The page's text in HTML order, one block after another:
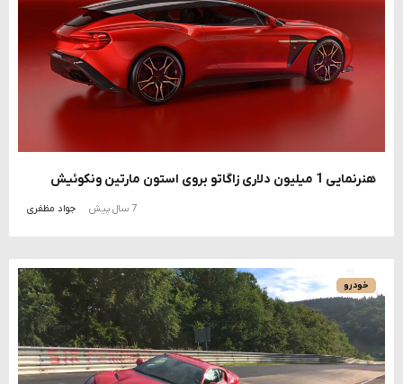
هنرنمایی 1 میلیون دلاری زاگاتو بروی استون مارتین ونکوئیش
7 سال پیش جواد مظفری
خودرو